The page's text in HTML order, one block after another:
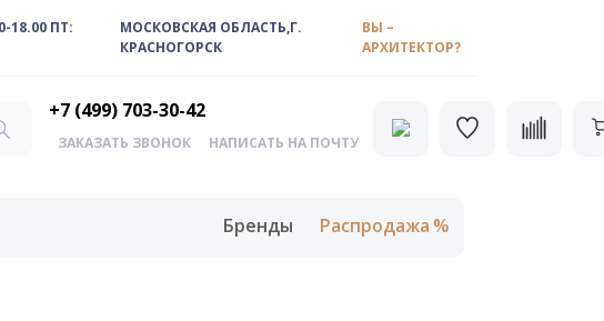
18.00 ПТ:
МОСКОВСКАЯ ОБЛАСТЬ,Г.
КРАСНОГОРСК
ВЫ –
АРХИТЕКТОР?
+7 (499) 703-30-42
ЗАКАЗАТЬ ЗВОНОК НАПИСАТЬ НА ПОЧТУ
Бренды Распродажа